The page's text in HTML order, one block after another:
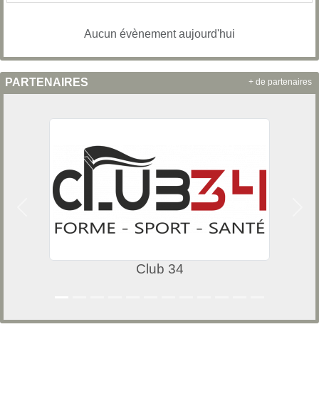
Aucun évènement aujourd'hui
PARTENAIRES
Club 34
Précedent
+ de partenaires